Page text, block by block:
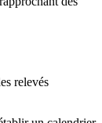
relevés